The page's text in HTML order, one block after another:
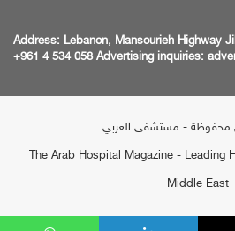
Address: Lebanon, Mansourieh Highway
+961 4 534 058 Advertising inquiries:
محفوظة - مستشفى العربي
The Arab Hospital Magazine - Leading
Middle East